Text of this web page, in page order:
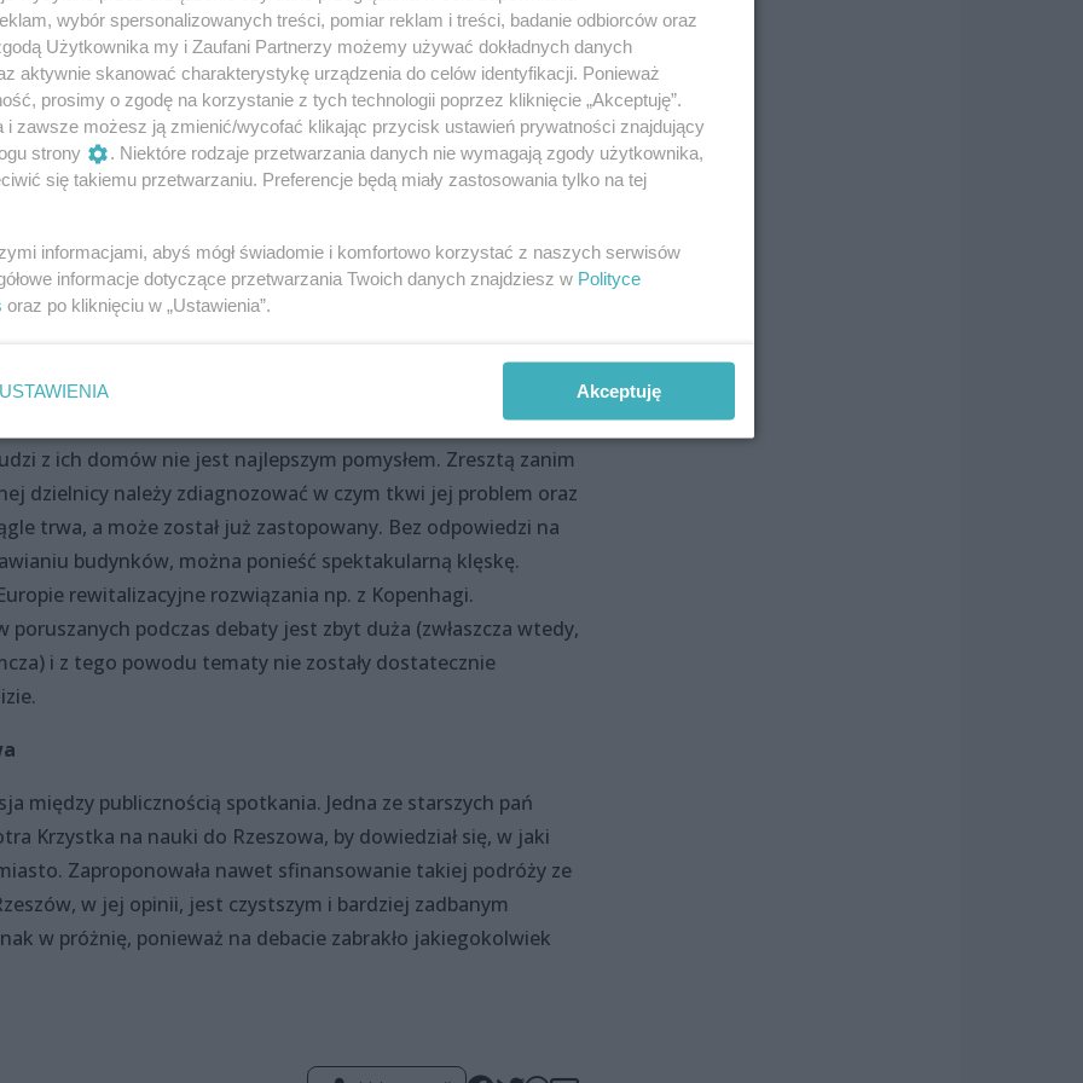
zburzonych wieżowców do mieszkań zastępczych,
kamienic, gdzie ich fronty należałyby do
gdzie utworzono by mieszkania komunalne dla rodzin,
zbyt duże na ich potrzeby. Do istniejących kamienic również
wytknięto również słabości jego koncepcji. Przede
temat stosunków własnościowych na tym terenie, gdzie
miasta, tylko do różnego rodzaju wspólnot. Często zdarza
należą do miasta, a pozostałe lokale są własnościowe.
konkretnych wyliczeń, czy takie przedsięwzięcie opłaciłoby się
zauważył wreszcie, że mieszkania w oficynie nie należą do
z ich domów nie jest najlepszym pomysłem. Zresztą zanim
dzielnicy należy zdiagnozować w czym tkwi jej problem oraz
trwa, a może został już zastopowany. Bez odpowiedzi na
budynków, można ponieść spektakularną klęskę.
rewitalizacyjne rozwiązania np. z Kopenhagi.
podczas debaty jest zbyt duża (zwłaszcza wtedy,
i z tego powodu tematy nie zostały dostatecznie
między publicznością spotkania. Jedna ze starszych pań
Krzystka na nauki do Rzeszowa, by dowiedział się, w jaki
Zaproponowała nawet sfinansowanie takiej podróży ze
w jej opinii, jest czystszym i bardziej zadbanym
w próżnię, ponieważ na debacie zabrakło jakiegokolwiek
wybór spersonalizowanych treści, pomiar reklam i treści, badanie odbiorców oraz
Użytkownika my i Zaufani Partnerzy możemy używać dokładnych danych
aktywnie skanować charakterystykę urządzenia do celów identyfikacji. Ponieważ
prosimy o zgodę na korzystanie z tych technologii poprzez kliknięcie „Akceptuję”.
i zawsze możesz ją zmienić/wycofać klikając przycisk ustawień prywatności znajdujący
strony
. Niektóre rodzaje przetwarzania danych nie wymagają zgody użytkownika,
się takiemu przetwarzaniu. Preferencje będą miały zastosowania tylko na tej
informacjami, abyś mógł świadomie i komfortowo korzystać z naszych serwisów
informacje dotyczące przetwarzania Twoich danych znajdziesz w Polityce
oraz po kliknięciu w „Ustawienia”.
USTAWIENIA Akceptuję